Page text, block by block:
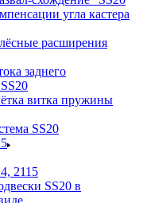
угла кастера
расширения
заднего
витка пружины
SS20
2115
SS20 в